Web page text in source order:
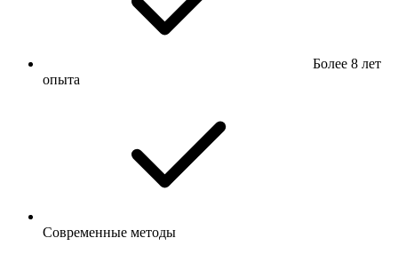
Более 8 лет
опыта
Современные методы